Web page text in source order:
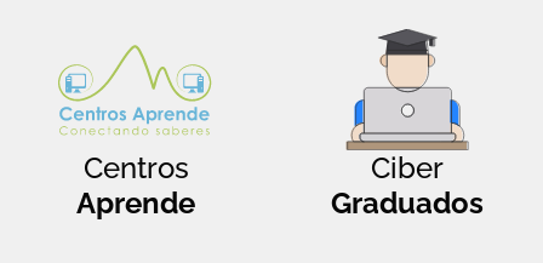
Centros
Aprende
Ciber
Graduados